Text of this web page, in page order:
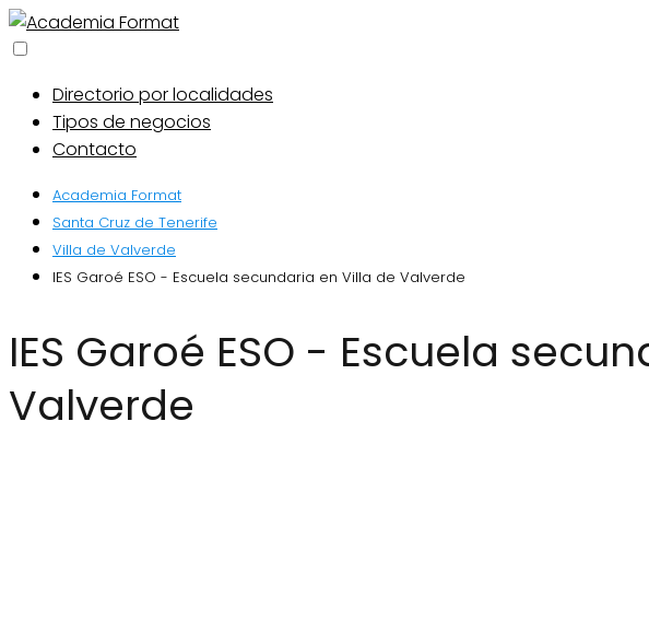
Directorio por localidades
Tipos de negocios
Contacto
Academia Format
Santa Cruz de Tenerife
Villa de Valverde
IES Garoé ESO - Escuela secundaria en Villa de Valverde
IES Garoé ESO - Escuela secundaria en Villa de
Valverde